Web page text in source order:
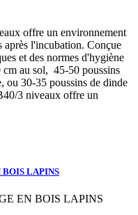
offre un environnement
après l'incubation. Conçue
et des normes d'hygiène
cm au sol, 45-50 poussins
ou 30-35 poussins de dinde
3 niveaux offre un
BOIS LAPINS
EN BOIS LAPINS